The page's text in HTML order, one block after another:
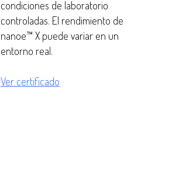
condiciones de laboratorio
controladas. El rendimiento de
nanoe™ X puede variar en un
entorno real.
Ver certificado